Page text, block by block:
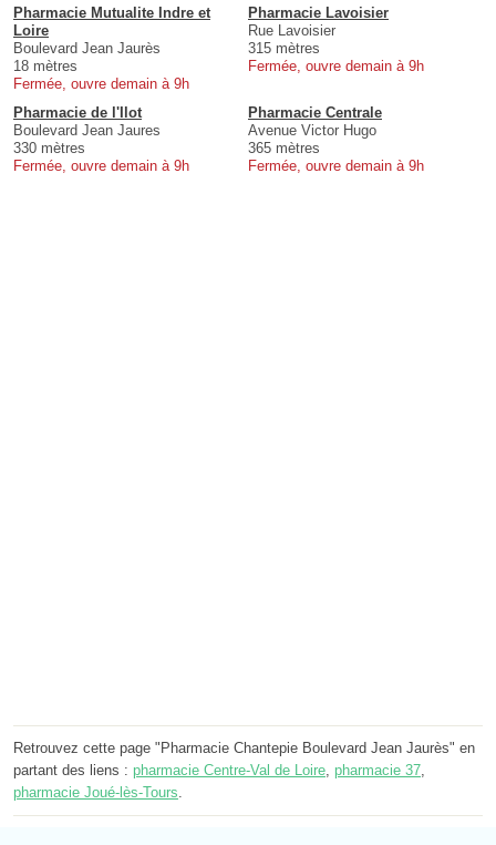
Pharmacie Mutualite Indre et
Loire
Boulevard Jean Jaurès
18 mètres
Fermée, ouvre demain à 9h
Pharmacie Lavoisier
Rue Lavoisier
315 mètres
Fermée, ouvre demain à 9h
Pharmacie de l'Ilot
Boulevard Jean Jaures
330 mètres
Fermée, ouvre demain à 9h
Pharmacie Centrale
Avenue Victor Hugo
365 mètres
Fermée, ouvre demain à 9h
Retrouvez cette page "Pharmacie Chantepie Boulevard Jean Jaurès" en
partant des liens : pharmacie Centre-Val de Loire pharmacie 37
pharmacie Joué-lès-Tours